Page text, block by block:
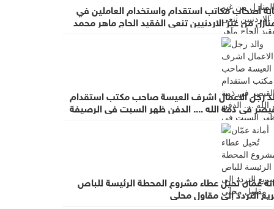
أصحاب مكاتب استقدام واستخدام العاملين في
من غير الاردنيين تنعى الفقيد الحاج ماهر محمد
رجل الاعمال اشرف العيسة صاحب مكتب استقدام
في ذمة الله .... الدفن ظهر السبت في الرصيفة
في ديوان صانور بحي الرشيد
عمّان تُحيل عطاء مشروع المحطة الرئيسة للباص
التردد إلى مقاول محلي